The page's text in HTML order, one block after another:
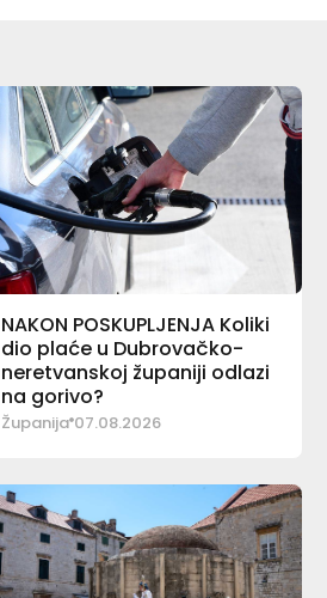
NAKON POSKUPLJENJA Koliki
dio plaće u Dubrovačko-
neretvanskoj županiji odlazi
na gorivo?
Županija 07.08.2026